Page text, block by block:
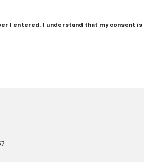
I entered. I understand that my consent is